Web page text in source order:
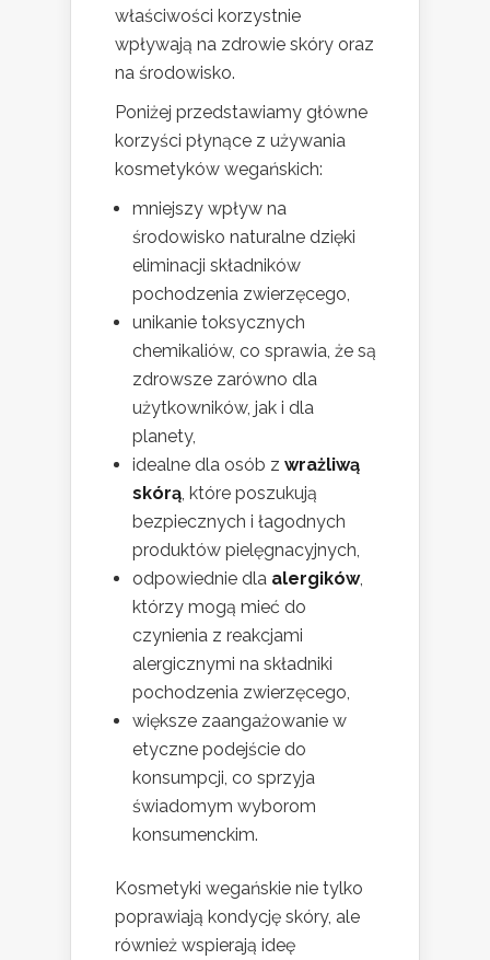
właściwości korzystnie
wpływają na zdrowie skóry oraz
na środowisko.
Poniżej przedstawiamy główne
korzyści płynące z używania
kosmetyków wegańskich:
mniejszy wpływ na
środowisko naturalne dzięki
eliminacji składników
pochodzenia zwierzęcego,
unikanie toksycznych
chemikaliów, co sprawia, że są
zdrowsze zarówno dla
użytkowników, jak i dla
planety,
idealne dla osób z wrażliwą
skórą, które poszukują
bezpiecznych i łagodnych
produktów pielęgnacyjnych,
odpowiednie dla alergików,
którzy mogą mieć do
czynienia z reakcjami
alergicznymi na składniki
pochodzenia zwierzęcego,
większe zaangażowanie w
etyczne podejście do
konsumpcji, co sprzyja
świadomym wyborom
konsumenckim.
Kosmetyki wegańskie nie tylko
poprawiają kondycję skóry, ale
również wspierają ideę